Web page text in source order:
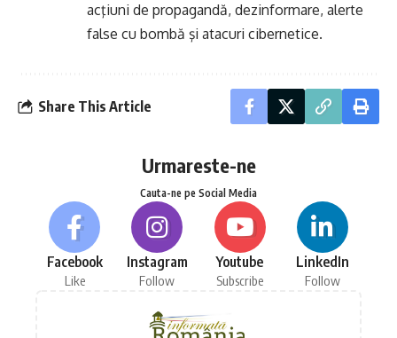
acţiuni de propagandă, dezinformare, alerte
false cu bombă şi atacuri cibernetice.
Share This Article
Urmareste-ne
Cauta-ne pe Social Media
Facebook
Like
Instagram
Follow
Youtube
Subscribe
LinkedIn
Follow